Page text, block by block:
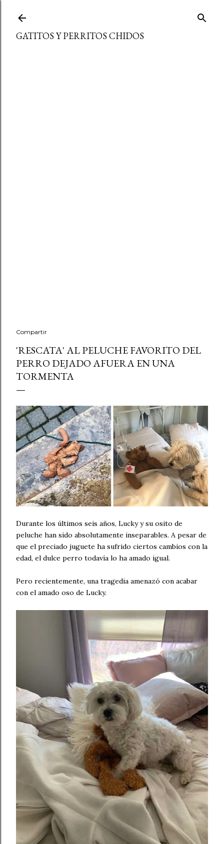
GATITOS Y PERRITOS CHIDOS
Compartir
'RESCATA' AL PELUCHE FAVORITO DEL
PERRO DEJADO AFUERA EN UNA
TORMENTA
Durante los últimos seis años, Lucky y su osito de
peluche han sido absolutamente inseparables. A pesar de
que el preciado juguete ha sufrido ciertos cambios con la
edad, el dulce perro todavía lo ha amado igual.
Pero recientemente, una tragedia amenazó con acabar
con el amado oso de Lucky.